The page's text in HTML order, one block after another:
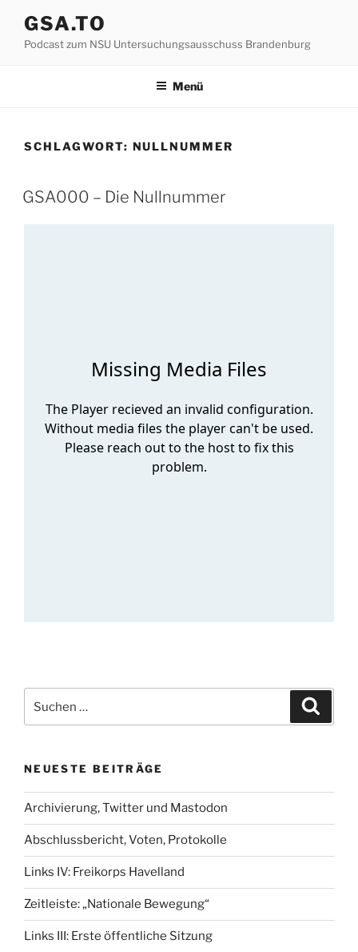
Inhalt
springen
GSA.TO
Podcast zum NSU Untersuchungsausschuss Brandenburg
Menü
SCHLAGWORT: NULLNUMMER
GSA000 – Die Nullnummer
nach:
NEUESTE BEITRÄGE
Archivierung, Twitter und Mastodon
Abschlussbericht, Voten, Protokolle
Links IV: Freikorps Havelland
Zeitleiste: „Nationale Bewegung“
Links III: Erste öffentliche Sitzung